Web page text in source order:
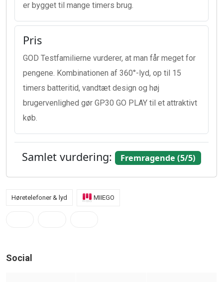
er bygget til mange timers brug.
Pris
GOD Testfamilierne vurderer, at man får meget for
pengene. Kombinationen af 360°-lyd, op til 15
timers batteritid, vandtæt design og høj
brugervenlighed gør GP30 GO PLAY til et attraktivt
køb.
Samlet vurdering: Fremragende (5/5)
Høretelefoner & lyd MIIEGO
Social